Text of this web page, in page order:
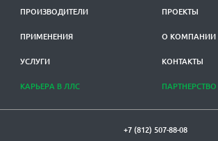
ПРОИЗВОДИТЕЛИ
ПРИМЕНЕНИЯ
УСЛУГИ
КАРЬЕРА В ЛЛС
ПРОЕКТЫ
О КОМПАНИИ
КОНТАКТЫ
ПАРТНЕРСТВО
+7 (812) 507-88-08